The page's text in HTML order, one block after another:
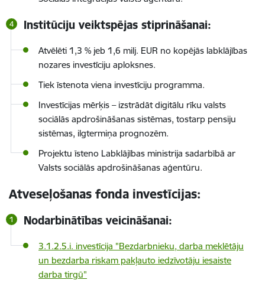
Institūciju veiktspējas stiprināšanai:
Atvēlēti 1,3 % jeb 1,6 milj. EUR no kopējās labklājības
nozares investīciju aploksnes.
Tiek īstenota viena investīciju programma.
Investīcijas mērķis – izstrādāt digitālu rīku valsts
sociālās apdrošināšanas sistēmas, tostarp pensiju
sistēmas, ilgtermiņa prognozēm.
Projektu īsteno Labklājības ministrija sadarbībā ar
Valsts sociālās apdrošināšanas aģentūru.
Atveseļošanas fonda investīcijas:
Nodarbinātības veicināšanai:
3.1.2.5.i. investīcija "Bezdarbnieku, darba meklētāju
un bezdarba riskam pakļauto iedzīvotāju iesaiste
darba tirgū"